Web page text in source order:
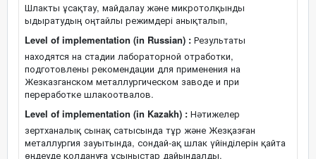
Шлакты ұсақтау, майдалау және микротолқынды
ыдыратудың оңтайлы режимдері анықталып,
Level of implementation (in Russian) : Результаты
находятся на стадии лабораторной отработки,
подготовлены рекомендации для применения на
Жезказганском металлургическом заводе и при
переработке шлакоотвалов.
Level of implementation (in Kazakh) : Нәтижелер
зертханалық сынақ сатысында тұр және Жезқазған
металлургия зауытында, сондай-ақ шлак үйінділерін қайта
өңдеуде қолдануға ұсыныстар дайындалды.